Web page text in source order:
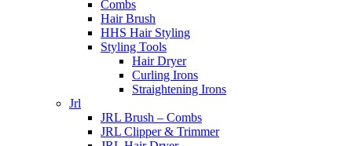
Combs
Hair Brush
HHS Hair Styling
Styling Tools
Hair Dryer
Curling Irons
Straightening Irons
Jrl
JRL Brush – Combs
JRL Clipper & Trimmer